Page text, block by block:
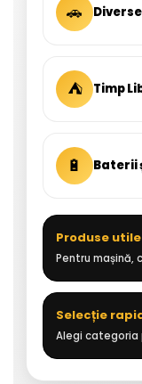
🚗
⛺ Timp
🔋 Baterii
Produse utile
Pentru mașină,
Selecție
Alegi categoria